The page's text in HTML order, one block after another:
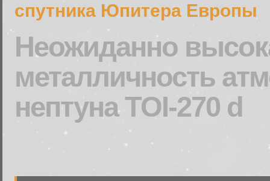
спутника Юпитера Европы
Неожиданно
металличность
нептуна TOI-270 d